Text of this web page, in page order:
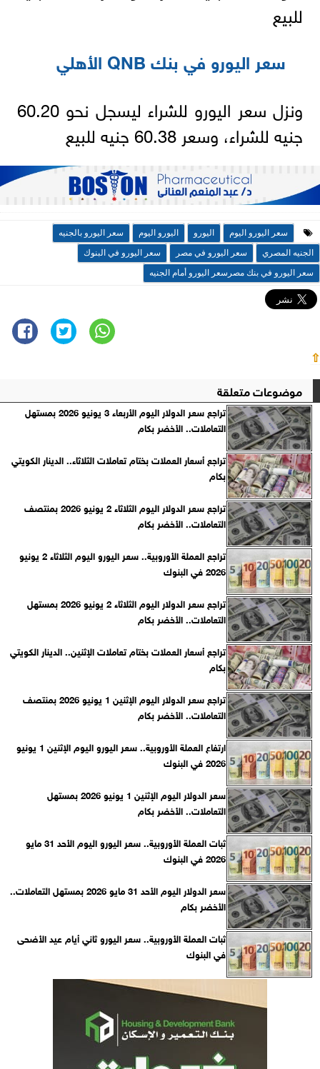
للبيع
سعر اليورو في بنك QNB الأهلي
ونزل سعر اليورو للشراء ليسجل نحو 60.20
جنيه للشراء، وسعر 60.38 جنيه للبيع
سعر اليورو اليوم اليورو اليورو اليوم
سعر اليورو بالجنيه
الجنيه المصري
سعر اليورو في مصر
سعر اليورو في البنوك
سعر اليورو في بنك مصرسعر اليورو أمام الجنيه
⇧
موضوعات متعلقة
تراجع سعر الدولار اليوم الأربعاء 3 يونيو 2026 بمستهل
التعاملات.. الأخضر بكام
تراجع أسعار العملات بختام تعاملات الثلاثاء.. الدينار الكويتي
بكام
تراجع سعر الدولار اليوم الثلاثاء 2 يونيو 2026 بمنتصف
التعاملات.. الأخضر بكام
تراجع العملة الأوروبية.. سعر اليورو اليوم الثلاثاء 2 يونيو
2026 في البنوك
تراجع سعر الدولار اليوم الثلاثاء 2 يونيو 2026 بمستهل
التعاملات.. الأخضر بكام
تراجع أسعار العملات بختام تعاملات الإثنين.. الدينار الكويتي
بكام
تراجع سعر الدولار اليوم الإثنين 1 يونيو 2026 بمنتصف
التعاملات.. الأخضر بكام
ارتفاع العملة الأوروبية.. سعر اليورو اليوم الإثنين 1 يونيو
2026 في البنوك
سعر الدولار اليوم الإثنين 1 يونيو 2026 بمستهل
التعاملات.. الأخضر بكام
ثبات العملة الأوروبية.. سعر اليورو اليوم الأحد 31 مايو
2026 في البنوك
سعر الدولار اليوم الأحد 31 مايو 2026 بمستهل التعاملات..
الأخضر بكام
ثبات العملة الأوروبية.. سعر اليورو ثاني أيام عيد الأضحى
في البنوك